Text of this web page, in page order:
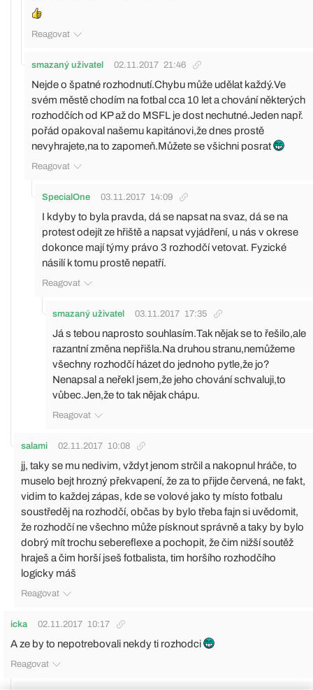
Reagovat
smazaný uživatel 02.11.2017 21:46
Nejde o špatné rozhodnutí.Chybu může udělat každý.Ve
svém městě chodím na fotbal cca 10 let a chování některých
rozhodčích od KP až do MSFL je dost nechutné.Jeden např.
pořád opakoval našemu kapitánovi,že dnes prostě
nevyhrajete,na to zapomeň.Můžete se všichni posrat
Reagovat
SpecialOne 03.11.2017 14:09
I kdyby to byla pravda, dá se napsat na svaz, dá se na
protest odejít ze hřiště a napsat vyjádření, u nás v okrese
dokonce mají týmy právo 3 rozhodčí vetovat. Fyzické
násilí k tomu prostě nepatří.
Reagovat
smazaný uživatel 03.11.2017 17:35
Já s tebou naprosto souhlasím.Tak nějak se to řešilo,ale
razantní změna nepřišla.Na druhou stranu,nemůžeme
všechny rozhodčí házet do jednoho pytle,že jo?
Nenapsal a neřekl jsem,že jeho chování schvaluji,to
vůbec.Jen,že to tak nějak chápu.
Reagovat
salami 02.11.2017 10:08
jj, taky se mu nedivim, vždyt jenom strčil a nakopnul hráče, to
muselo bejt hrozný překvapení, že za to přijde červená, ne fakt,
vidim to každej zápas, kde se volové jako ty místo fotbalu
soustředěj na rozhodčí, občas by bylo třeba fajn si uvědomit,
že rozhodčí ne všechno může písknout správně a taky by bylo
dobrý mít trochu sebereflexe a pochopit, že čim nižší soutěž
hraješ a čim horší jseš fotbalista, tim horšího rozhodčího
logicky máš
Reagovat
icka 02.11.2017 10:17
A ze by to nepotrebovali nekdy ti rozhodci
Reagovat